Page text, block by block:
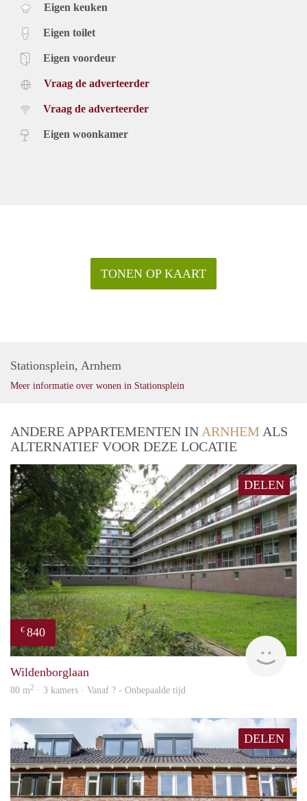
Eigen keuken
Eigen toilet
Eigen voordeur
Vraag de adverteerder
Vraag de adverteerder
Eigen woonkamer
TONEN OP KAART
Stationsplein, Arnhem
Meer informatie over wonen in Stationsplein
ANDERE APPARTEMENTEN IN ARNHEM ALS
ALTERNATIEF VOOR DEZE LOCATIE
DELEN
€ 840
rent
Wildenborglaan
80 m2 · 3 kamers · Vanaf ? - Onbepaalde tijd
DELEN